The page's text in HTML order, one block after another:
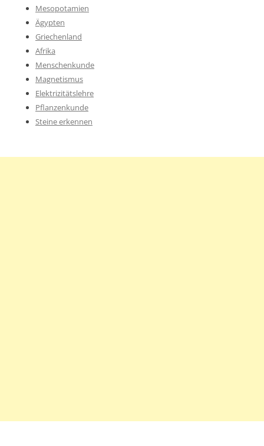
Mesopotamien
Ägypten
Griechenland
Afrika
Menschenkunde
Magnetismus
Elektrizitätslehre
Pflanzenkunde
Steine erkennen